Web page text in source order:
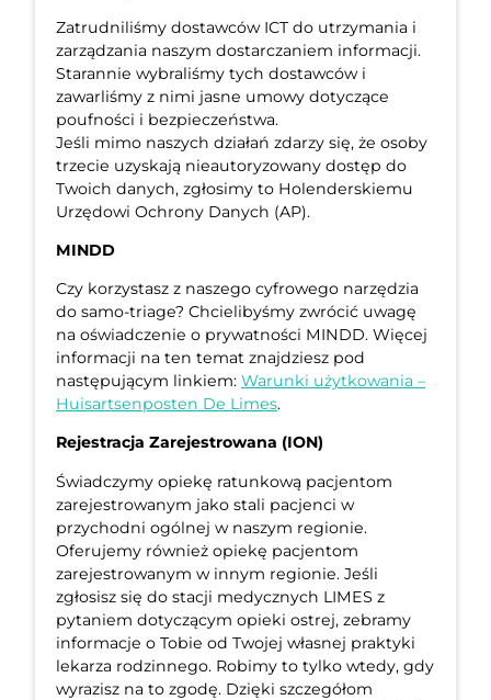
Zatrudniliśmy dostawców ICT do utrzymania i
zarządzania naszym dostarczaniem informacji.
Starannie wybraliśmy tych dostawców i
zawarliśmy z nimi jasne umowy dotyczące
poufności i bezpieczeństwa.
Jeśli mimo naszych działań zdarzy się, że osoby
trzecie uzyskają nieautoryzowany dostęp do
Twoich danych, zgłosimy to Holenderskiemu
Urzędowi Ochrony Danych (AP).
MINDD
Czy korzystasz z naszego cyfrowego narzędzia
do samo-triage? Chcielibyśmy zwrócić uwagę
na oświadczenie o prywatności MINDD. Więcej
informacji na ten temat znajdziesz pod
następującym linkiem: Warunki użytkowania –
Huisartsenposten De Limes.
Rejestracja Zarejestrowana (ION)
Świadczymy opiekę ratunkową pacjentom
zarejestrowanym jako stali pacjenci w
przychodni ogólnej w naszym regionie.
Oferujemy również opiekę pacjentom
zarejestrowanym w innym regionie. Jeśli
zgłosisz się do stacji medycznych LIMES z
pytaniem dotyczącym opieki ostrej, zebramy
informacje o Tobie od Twojej własnej praktyki
lekarza rodzinnego. Robimy to tylko wtedy, gdy
wyrazisz na to zgodę. Dzięki szczegółom